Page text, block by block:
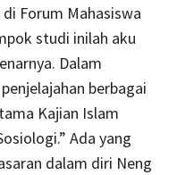
Forum Mahasiswa
studi inilah aku
Dalam
berbagai
Kajian Islam
Ada yang
dalam diri Neng